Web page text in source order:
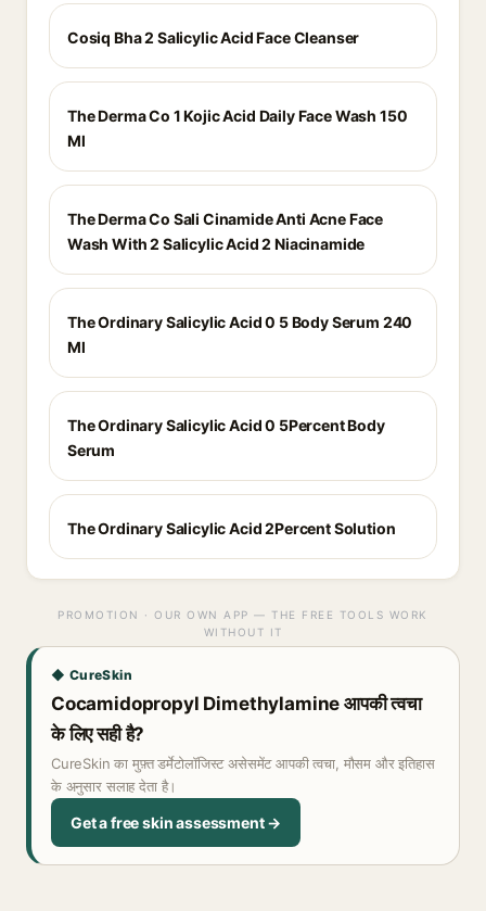
Cosiq Bha 2 Salicylic Acid Face Cleanser
The Derma Co 1 Kojic Acid Daily Face Wash 150
Ml
The Derma Co Sali Cinamide Anti Acne Face
Wash With 2 Salicylic Acid 2 Niacinamide
The Ordinary Salicylic Acid 0 5 Body Serum 240
Ml
The Ordinary Salicylic Acid 0 5Percent Body
Serum
The Ordinary Salicylic Acid 2Percent Solution
PROMOTION · OUR OWN APP — THE FREE TOOLS WORK
WITHOUT IT
◆ CureSkin
Cocamidopropyl Dimethylamine आपकी त्वचा
के लिए सही है?
CureSkin का मुफ़्त डर्मेटोलॉजिस्ट असेसमेंट आपकी त्वचा, मौसम और इतिहास
के अनुसार सलाह देता है।
Get a free skin assessment →